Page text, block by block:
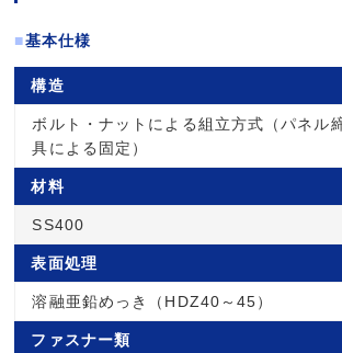
■基本仕様
構造
ボルト・ナットによる組立方式（パネル
具による固定）
材料
SS400
表面処理
溶融亜鉛めっき（HDZ40～45）
ファスナー類